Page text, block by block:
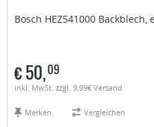
Bosch HEZ541000
€50,09
inkl. MwSt. zzgl. 9,99€ Versand
Merken Vergleichen